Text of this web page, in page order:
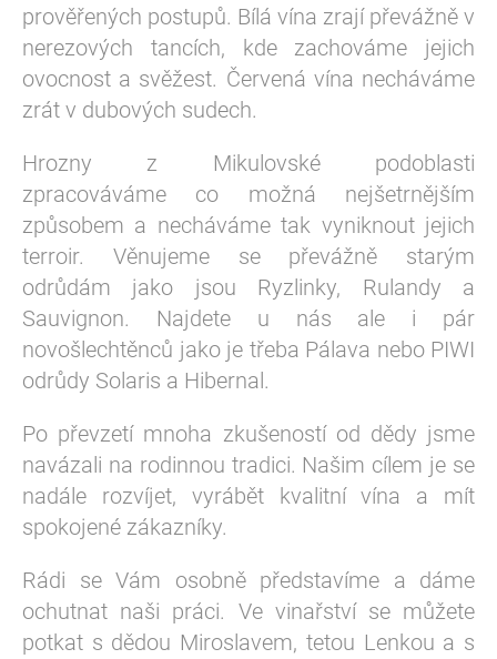
prověřených postupů. Bílá vína zrají převážně v
nerezových tancích, kde zachováme jejich
ovocnost a svěžest. Červená vína necháváme
zrát v dubových sudech.
Hrozny z Mikulovské podoblasti
zpracováváme co možná nejšetrnějším
způsobem a necháváme tak vyniknout jejich
terroir. Věnujeme se převážně starým
odrůdám jako jsou Ryzlinky, Rulandy a
Sauvignon. Najdete u nás ale i pár
novošlechtěnců jako je třeba Pálava nebo PIWI
odrůdy Solaris a Hibernal.
Po převzetí mnoha zkušeností od dědy jsme
navázali na rodinnou tradici. Našim cílem je se
nadále rozvíjet, vyrábět kvalitní vína a mít
spokojené zákazníky.
Rádi se Vám osobně představíme a dáme
ochutnat naši práci. Ve vinařství se můžete
potkat s dědou Miroslavem, tetou Lenkou a s